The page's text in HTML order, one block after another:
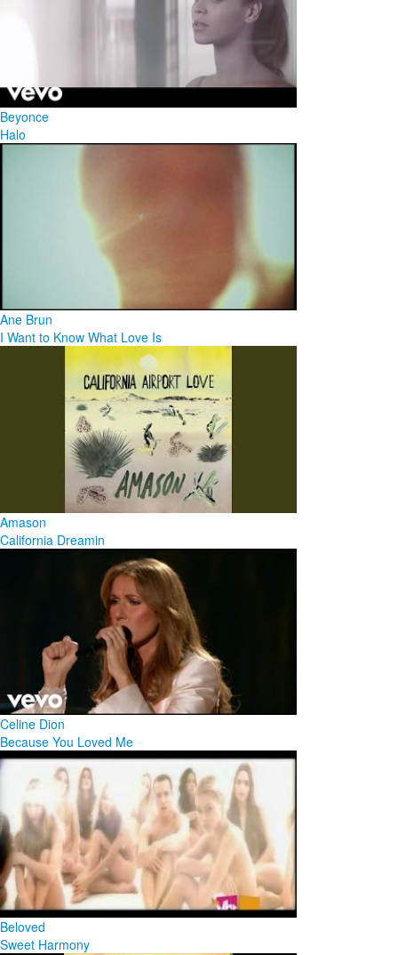
Beyonce
Halo
Ane Brun
I Want to Know What Love Is
Amason
California Dreamin
Celine Dion
Because You Loved Me
Beloved
Sweet Harmony